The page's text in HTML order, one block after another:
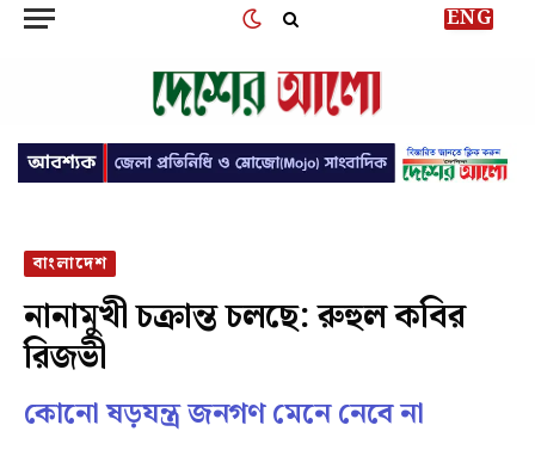
ENG
বাংলাদেশ
নানামুখী চক্রান্ত চলছে: রুহুল কবির
রিজভী
কোনো ষড়যন্ত্র জনগণ মেনে নেবে না